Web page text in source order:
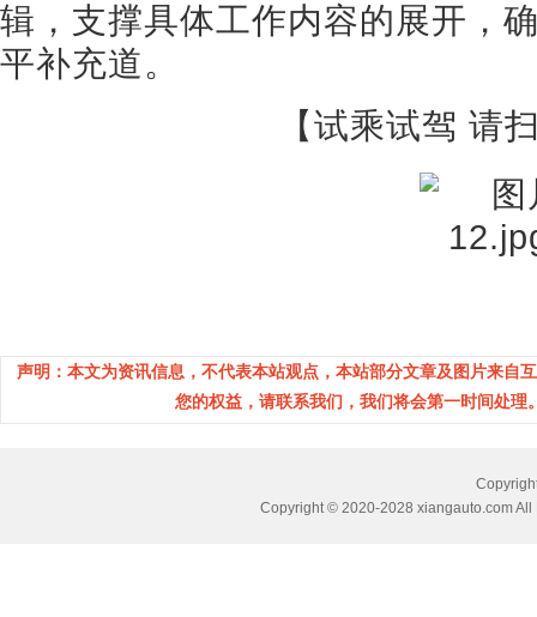
辑，支撑具体工作内容的展开，
平补充道。
【试乘试驾 请
声明：本文为资讯信息，不代表本站观点，本站部分文章及图片来自
您的权益，请联系我们，我们将会第一时间处
Copyright © 2020-2028 xiangauto.com